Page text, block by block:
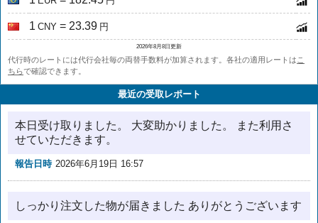
1 CNY = 23.39 円
2026年8月8日更新
代行時のレートには代行会社毎の両替手数料が加算されます。各社の適用レートは こ
ちらで確認できます。
最近の受取レポート
本日受け取りました。 大変助かりました。 また利用さ
せていただきます。
報告日時 2026年6月19日 16:57
しっかり注文した物が届きました ありがとうございます